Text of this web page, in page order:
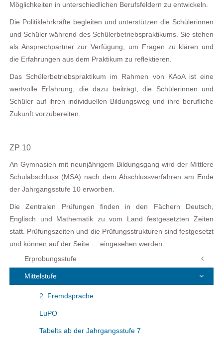
Möglichkeiten in unterschiedlichen Berufsfeldern zu entwickeln.
Die Politiklehrkräfte begleiten und unterstützen die Schülerinnen
und Schüler während des Schülerbetriebspraktikums. Sie stehen
als Ansprechpartner zur Verfügung, um Fragen zu klären und
die Erfahrungen aus dem Praktikum zu reflektieren.
Das Schülerbetriebspraktikum im Rahmen von KAoA ist eine
wertvolle Erfahrung, die dazu beiträgt, die Schülerinnen und
Schüler auf ihren individuellen Bildungsweg und ihre berufliche
Zukunft vorzubereiten.
ZP 10
An Gymnasien mit neunjährigem Bildungsgang wird der Mittlere
Schulabschluss (MSA) nach dem Abschlussverfahren am Ende
der Jahrgangsstufe 10 erworben.
Die Zentralen Prüfungen finden in den Fächern Deutsch,
Englisch und Mathematik zu vom Land festgesetzten Zeiten
statt. Prüfungszeiten und die Prüfungsstrukturen sind festgesetzt
und können auf der Seite … eingesehen werden.
Erprobungsstufe
Mittelstufe
2. Fremdsprache
LuPO
Tabelts ab der Jahrgangsstufe 7